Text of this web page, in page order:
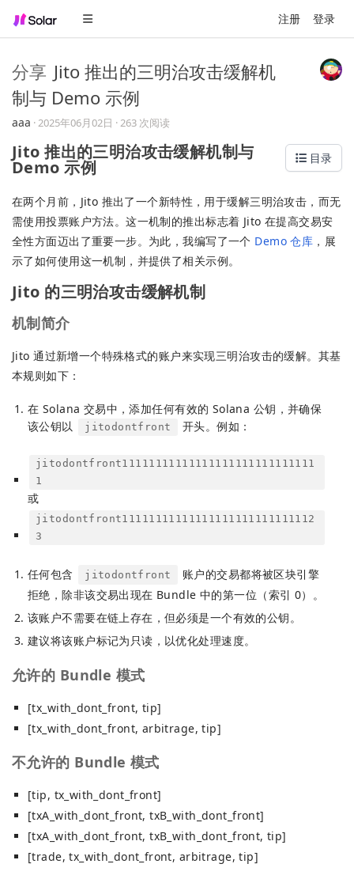
注册 登录
分享 Jito 推出的三明治攻击缓解机
制与 Demo 示例
aaa ·2025年06月02日 · 263 次阅读
目录
Jito 推出的三明治攻击缓解机制与
Demo 示例
在两个月前，Jito 推出了一个新特性，用于缓解三明治攻击，而无
需使用投票账户方法。这一机制的推出标志着 Jito 在提高交易安
全性方面迈出了重要一步。为此，我编写了一个 Demo 仓库 ，展
示了如何使用这一机制，并提供了相关示例。
Jito 的三明治攻击缓解机制
机制简介
Jito 通过新增一个特殊格式的账户来实现三明治攻击的缓解。其基
本规则如下：
在 Solana 交易中，添加任何有效的 Solana 公钥，并确保
该公钥以
jitodontfront 开头。例如：
jitodontfront11111111111111111111111111111
1
或
jitodontfront11111111111111111111111111112
3
任何包含 jitodontfront
账户的交易都将被区块引擎
拒绝，除非该交易出现在 Bundle 中的第一位（索引 0）。
该账户不需要在链上存在，但必须是一个有效的公钥。
建议将该账户标记为只读，以优化处理速度。
允许的 Bundle 模式
[tx_with_dont_front, tip]
[tx_with_dont_front, arbitrage, tip]
不允许的 Bundle 模式
[tip, tx_with_dont_front]
[txA_with_dont_front, txB_with_dont_front]
[txA_with_dont_front, txB_with_dont_front, tip]
[trade, tx_with_dont_front, arbitrage, tip]